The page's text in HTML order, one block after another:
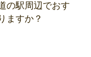
の駅周辺でおす
ますか？